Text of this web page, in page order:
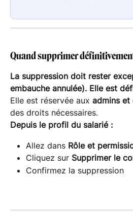
Quand supprimer
La suppression doit rester
embauche annulée). Elle est
Elle est réservée aux admins et
des droits nécessaires.
Depuis le profil du salarié :
Allez dans Rôle et
Cliquez sur Supprimer le
Confirmez la suppression